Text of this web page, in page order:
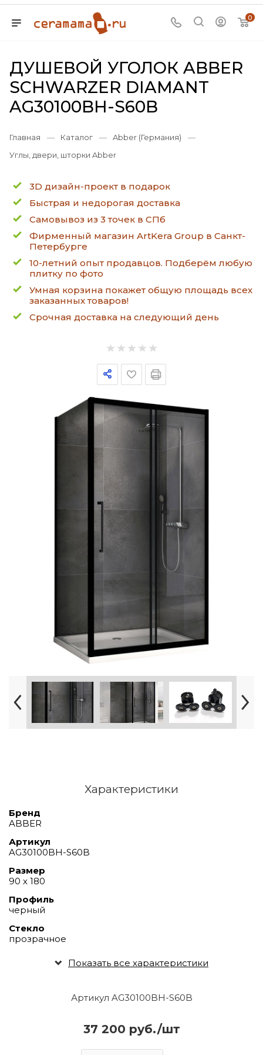
0
ДУШЕВОЙ УГОЛОК ABBER
SCHWARZER DIAMANT
AG30100BH-S60B
Главная — Каталог — Abber (Германия)
—
Углы, двери, шторки Abber
3D дизайн-проект в подарок
Быстрая и недорогая доставка
Самовывоз из 3 точек в СПб
Фирменный магазин ArtKera Group в Санкт-
Петербурге
10-летний опыт продавцов. Подберём любую
плитку по фото
Умная корзина покажет общую площадь всех
заказанных товаров!
Срочная доставка на следующий день
Артикул AG30100BH-S60B
37 200 руб./шт
Характеристики
Бренд
ABBER
Артикул
AG30100BH-S60B
Размер
90 х 180
Профиль
черный
Стекло
прозрачное
Показать все характеристики